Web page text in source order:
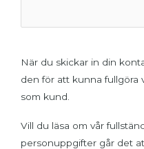
När du skickar in din
den för att kunna fullgöra
som kund.
Vill du läsa om vår
personuppgifter går det